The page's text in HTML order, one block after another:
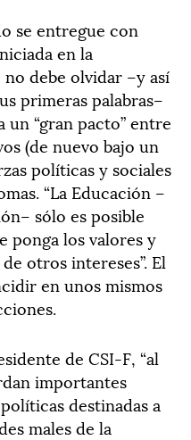
se entregue con
en la
debe olvidar –y así
primeras palabras–
“gran pacto” entre
(de nuevo bajo un
políticas y sociales
“La Educación –
sólo es posible
ponga los valores y
otros intereses”. El
en unos mismos
de CSI-F, “al
importantes
destinadas a
males de la